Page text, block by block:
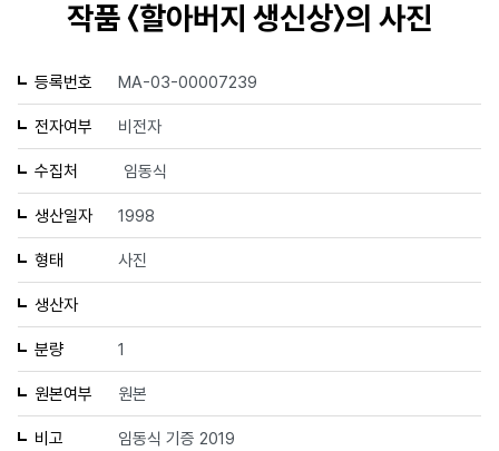
작품 〈할아버지 생신상〉의 사진
등록번호 MA-03-00007239
전자여부 비전자
수집처 임동식
생산일자 1998
형태 사진
생산자
분량 1
원본여부 원본
비고 임동식 기증 2019